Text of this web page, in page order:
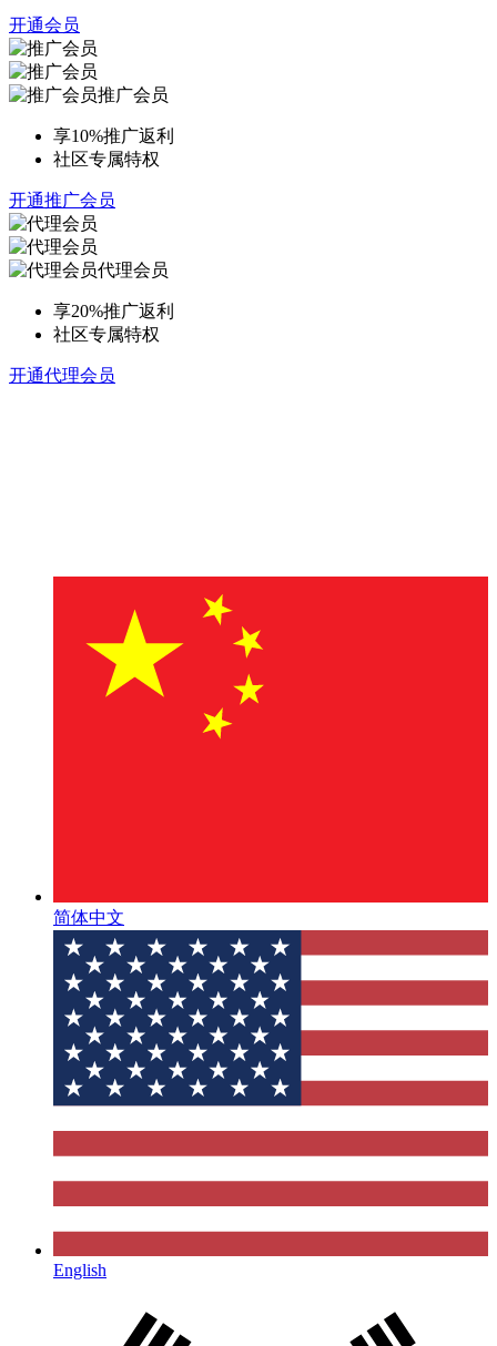
开通会员
推广会员
享10%推广返利
社区专属特权
开通推广会员
代理会员
享20%推广返利
社区专属特权
开通代理会员
简体中文
English